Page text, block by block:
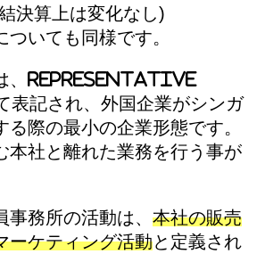
決算上は変化なし)
ついても同様です。
は、Representative
記され、外国企業がシンガ
る際の最小の企業形態です。
本社と離れた業務を行う事が
事務所の活動は、本社の販売
ーケティング活動と定義され